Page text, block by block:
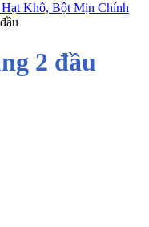
Khô, Bột Mịn Chính
2 đầu